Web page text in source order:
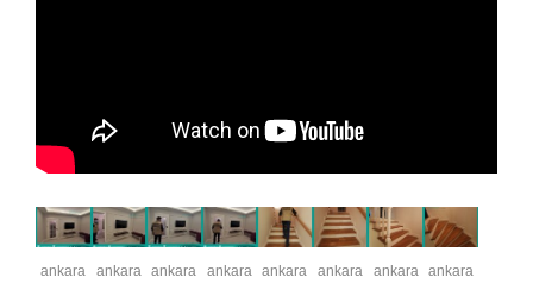
ankara
ankara
ankara
ankara
ankara
ankara
ankara
ankara